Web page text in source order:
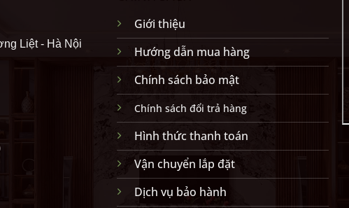
Liệt - Hà Nội
Giới thiệu
Hướng dẫn mua hàng
Chính sách bảo mật
Chính sách đổi trả hàng
Hình thức thanh toán
Vận chuyển lắp đặt
Dịch vụ bảo hành